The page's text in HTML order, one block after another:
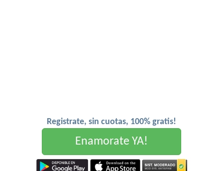
Registrate, sin cuotas, 100% gratis!
Enamorate YA!